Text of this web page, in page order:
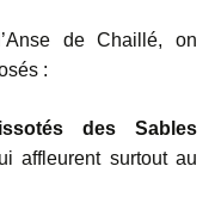
de Chaillé, on
:
des Sables
affleurent surtout au